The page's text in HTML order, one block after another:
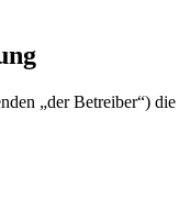
„der Betreiber“)